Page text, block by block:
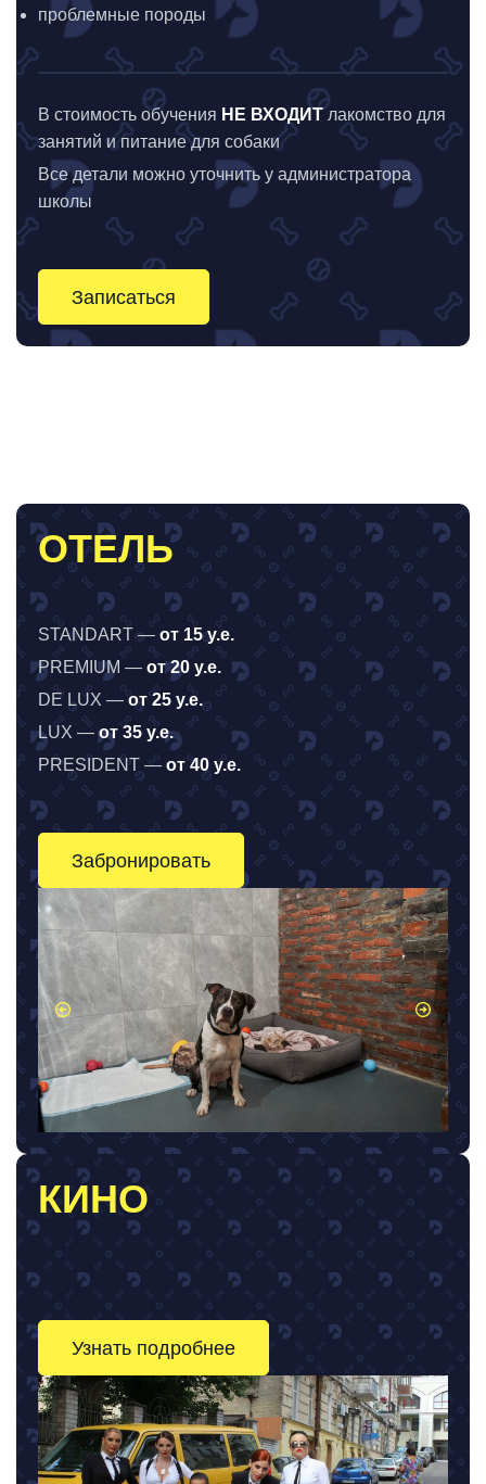
проблемные породы
В стоимость обучения НЕ ВХОДИТлакомство для
занятий и питание для собаки
Все детали можно уточнить у администратора
школы
Записаться
ОТЕЛЬ
STANDART — от 15 у.е.
PREMIUM — от 20 у.е.
DE LUX —от 25 у.е.
LUX —от 35 у.е.
PRESIDENT — от 40 у.е.
Забронировать
КИНО
Узнать подробнее